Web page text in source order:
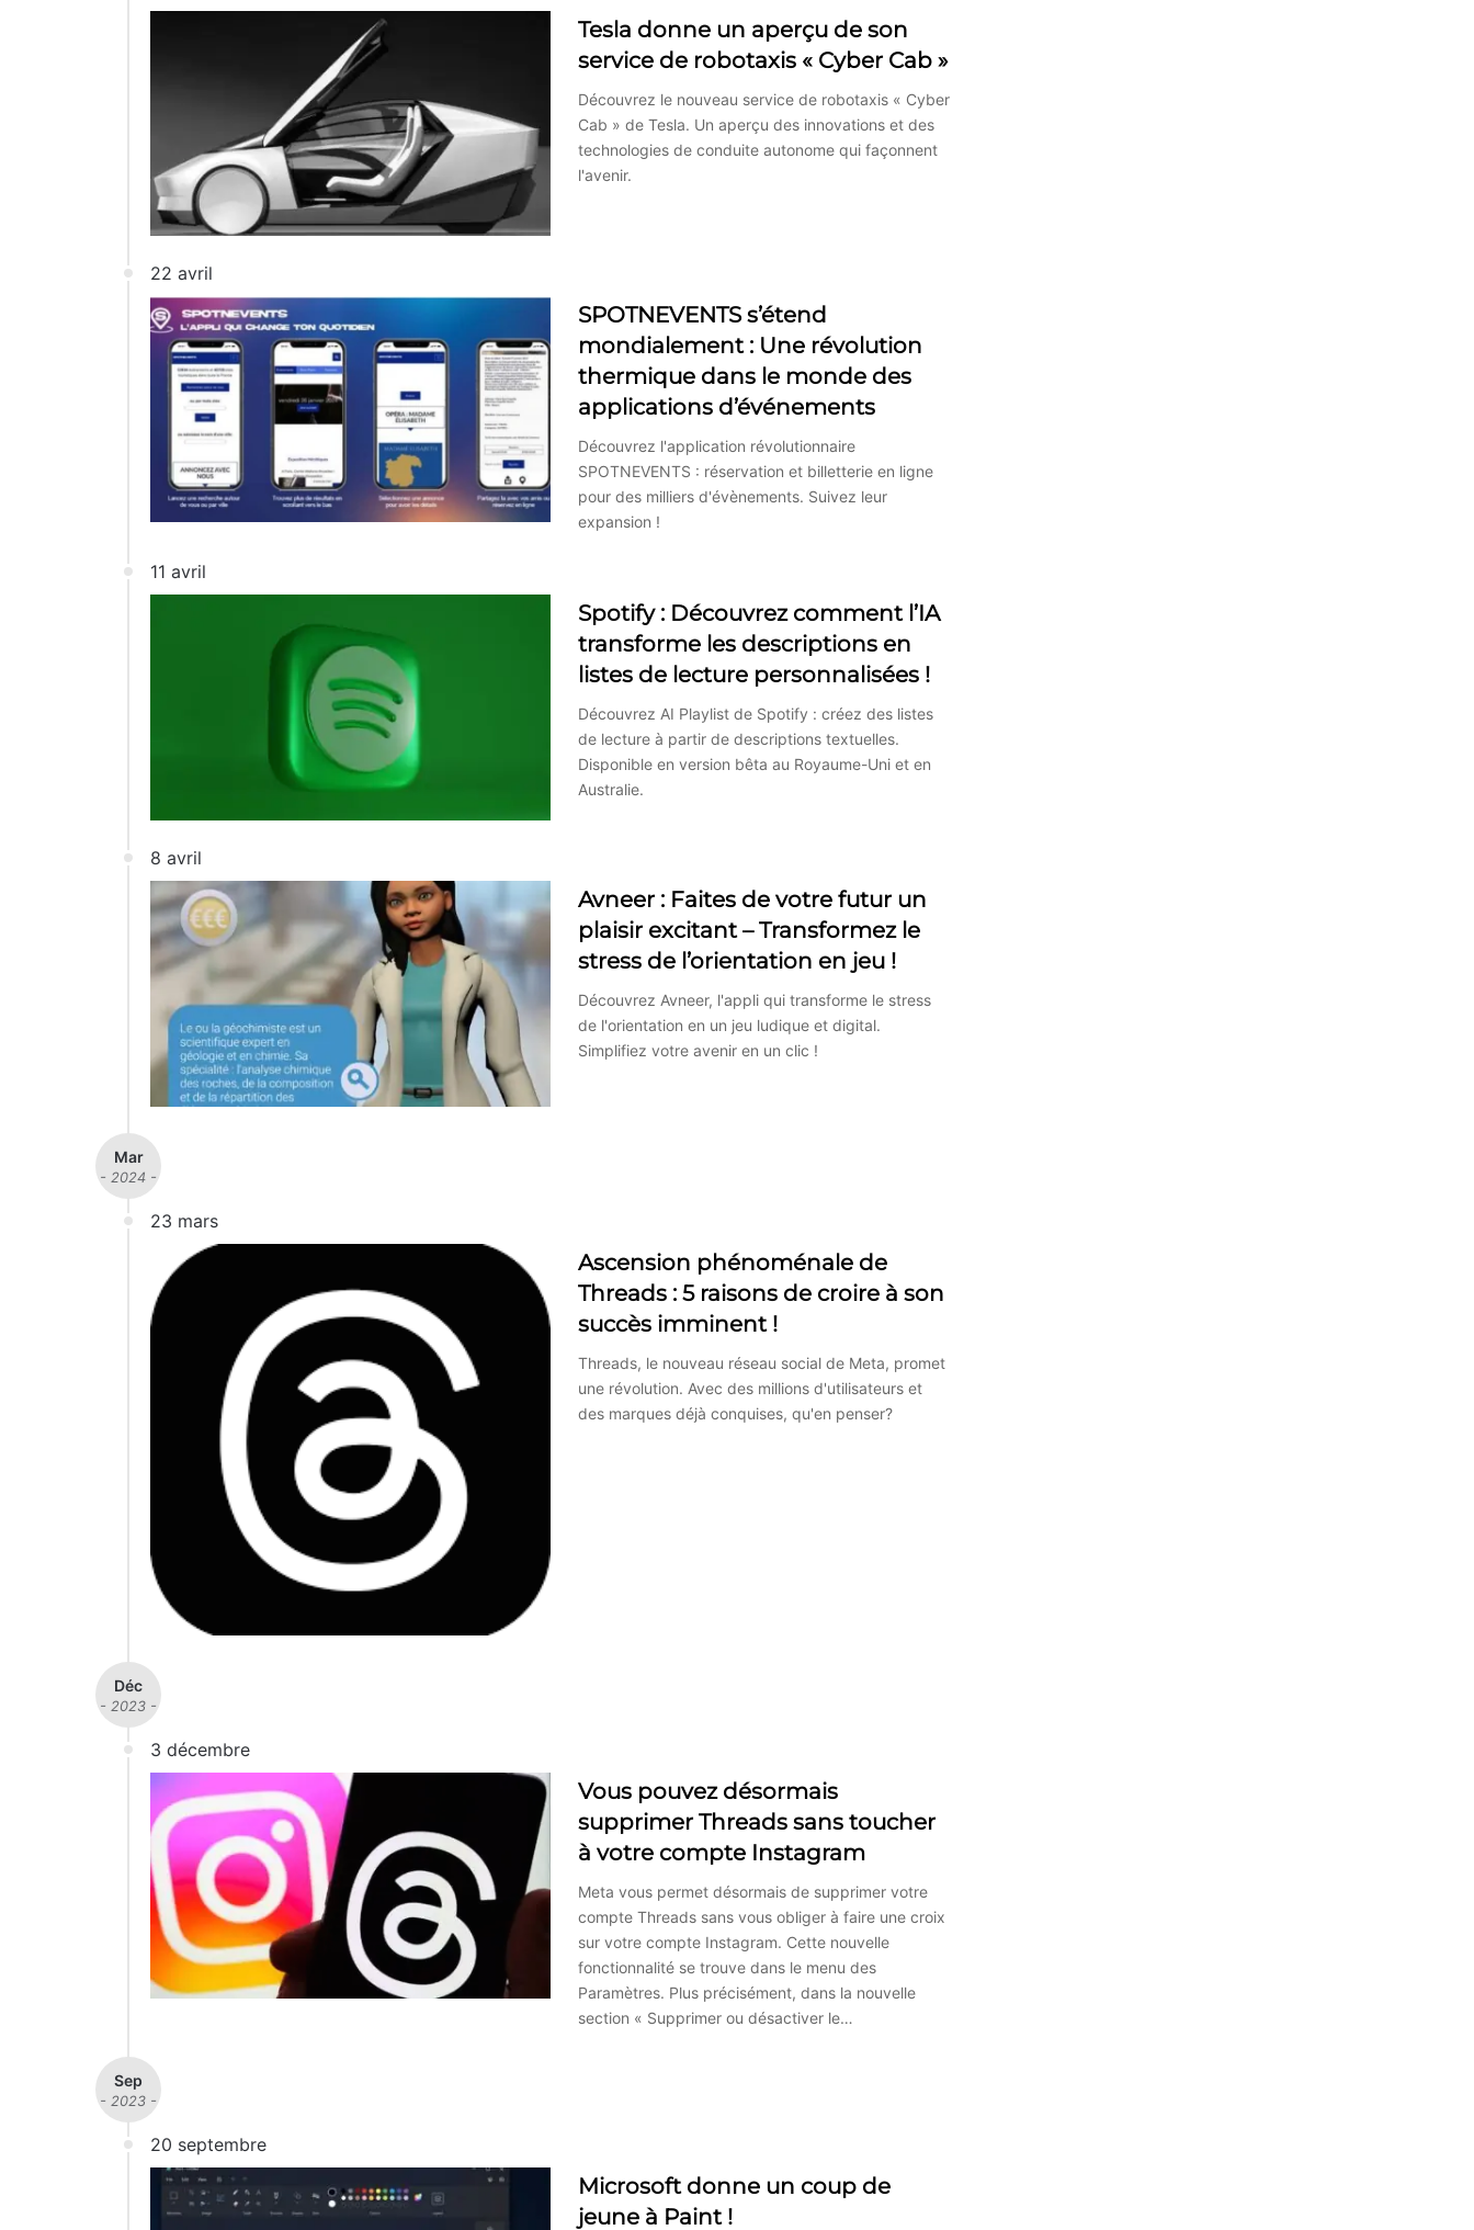
Tesla donne un aperçu de son
service de robotaxis « Cyber Cab »
Découvrez le nouveau service de robotaxis « Cyber
Cab » de Tesla. Un aperçu des innovations et des
technologies de conduite autonome qui façonnent
l'avenir.
22 avril
SPOTNEVENTS s’étend
mondialement : Une révolution
thermique dans le monde des
applications d’événements
Découvrez l'application révolutionnaire
SPOTNEVENTS : réservation et billetterie en ligne
pour des milliers d'évènements. Suivez leur
expansion !
11 avril
Spotify : Découvrez comment l’IA
transforme les descriptions en
listes de lecture personnalisées !
Découvrez AI Playlist de Spotify : créez des listes
de lecture à partir de descriptions textuelles.
Disponible en version bêta au Royaume-Uni et en
Australie.
8 avril
Avneer : Faites de votre futur un
plaisir excitant – Transformez le
stress de l’orientation en jeu !
Découvrez Avneer, l'appli qui transforme le stress
de l'orientation en un jeu ludique et digital.
Simplifiez votre avenir en un clic !
Mar
- 2024 -
23 mars
Ascension phénoménale de
Threads : 5 raisons de croire à son
succès imminent !
Threads, le nouveau réseau social de Meta, promet
une révolution. Avec des millions d'utilisateurs et
des marques déjà conquises, qu'en penser?
Déc
- 2023 -
3 décembre
Vous pouvez désormais
supprimer Threads sans toucher
à votre compte Instagram
Meta vous permet désormais de supprimer votre
compte Threads sans vous obliger à faire une croix
sur votre compte Instagram. Cette nouvelle
fonctionnalité se trouve dans le menu des
Paramètres. Plus précisément, dans la nouvelle
section « Supprimer ou désactiver le…
Sep
- 2023 -
20 septembre
Microsoft donne un coup de
jeune à Paint !